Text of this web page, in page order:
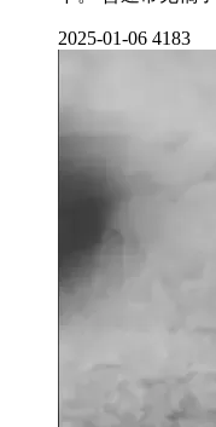
2025-01-06 4183